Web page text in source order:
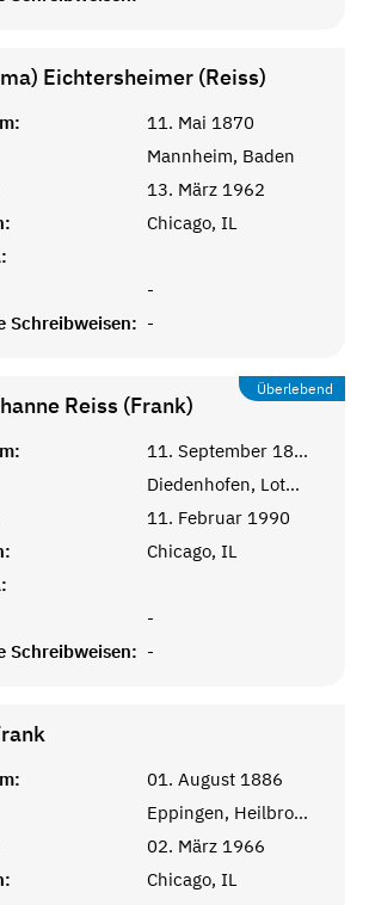
Eichtersheimer (Reiss)
11. Mai 1870
Mannheim, Baden
13. März 1962
Chicago, IL
-
Schreibweisen: -
Überlebend
Reiss (Frank)
11. September 1894
Diedenhofen, Lothringen
11. Februar 1990
Chicago, IL
-
Schreibweisen: -
01. August 1886
Eppingen, Heilbronn, Württemberg
02. März 1966
Chicago, IL